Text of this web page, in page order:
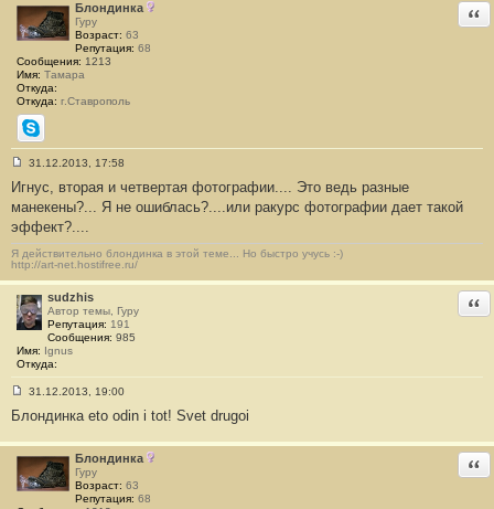
е
н
и
#
2
5
6
Блондинка
Гуру
Возраст: 63
Репутация: 68
Сообщения: 1213
Имя: Тамара
Откуда:
Откуда: г.Ставрополь
Skype
о
б
щ
н
и
е
#
2
5
7
31.12.2013, 17:58
Игнус, вторая и четвертая фотографии.... Это ведь разные
манекены?... Я не ошиблась?....или ракурс фотографии дает такой
эффект?....
Я действительно блондинка в этой теме... Но быстро учусь :-)
http://art-net.hostifree.ru/
sudzhis
Автор темы, Гуру
Репутация: 191
Сообщения: 985
Имя: Ignus
Откуда:
о
б
щ
е
н
и
31.12.2013, 19:00
Блондинка eto odin i tot! Svet drugoi
Блондинка
Гуру
Возраст: 63
Репутация: 68